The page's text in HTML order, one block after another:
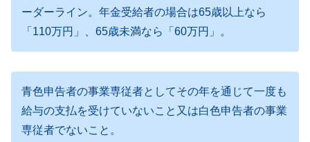
ーダーライン。年金受給者の場合は65歳以上なら
「110万円」、65歳未満なら「60万円」。
青色申告者の事業専従者としてその年を通じて一度も
給与の支払を受けていないこと又は白色申告者の事業
専従者でないこと。